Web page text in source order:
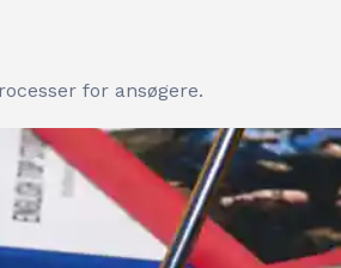
for ansøgere.